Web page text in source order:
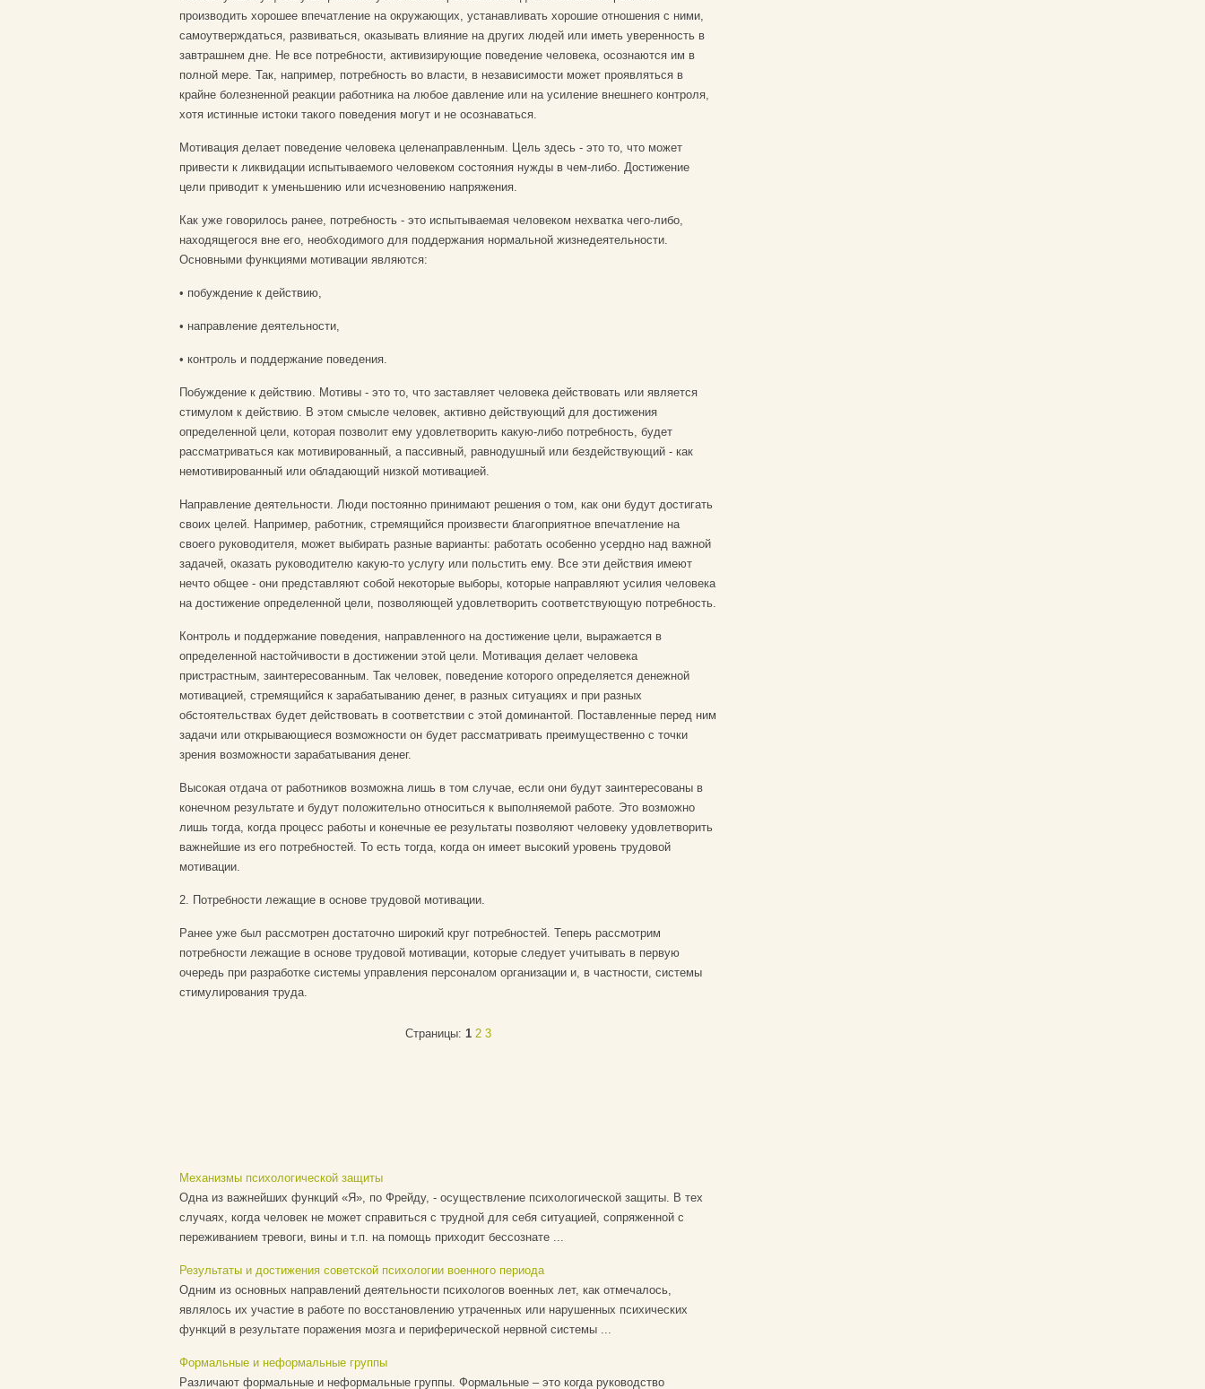
производить хорошее впечатление на окружающих, устанавливать хорошие отношения с ними,
самоутверждаться, развиваться, оказывать влияние на других людей или иметь уверенность в
завтрашнем дне. Не все потребности, активизирующие поведение человека, осознаются им в
полной мере. Так, например, потребность во власти, в независимости может проявляться в
крайне болезненной реакции работника на любое давление или на усиление внешнего контроля,
хотя истинные истоки такого поведения могут и не осознаваться.
Мотивация делает поведение человека целенаправленным. Цель здесь - это то, что может
привести к ликвидации испытываемого человеком состояния нужды в чем-либо. Достижение
цели приводит к уменьшению или исчезновению напряжения.
Как уже говорилось ранее, потребность - это испытываемая человеком нехватка чего-либо,
находящегося вне его, необходимого для поддержания нормальной жизнедеятельности.
Основными функциями мотивации являются:
• побуждение к действию,
• направление деятельности,
• контроль и поддержание поведения.
Побуждение к действию. Мотивы - это то, что заставляет человека действовать или является
стимулом к действию. В этом смысле человек, активно действующий для достижения
определенной цели, которая позволит ему удовлетворить какую-либо потребность, будет
рассматриваться как мотивированный, а пассивный, равнодушный или бездействующий - как
немотивированный или обладающий низкой мотивацией.
Направление деятельности. Люди постоянно принимают решения о том, как они будут достигать
своих целей. Например, работник, стремящийся произвести благоприятное впечатление на
своего руководителя, может выбирать разные варианты: работать особенно усердно над важной
задачей, оказать руководителю какую-то услугу или польстить ему. Все эти действия имеют
нечто общее - они представляют собой некоторые выборы, которые направляют усилия человека
на достижение определенной цели, позволяющей удовлетворить соответствующую потребность.
Контроль и поддержание поведения, направленного на достижение цели, выражается в
определенной настойчивости в достижении этой цели. Мотивация делает человека
пристрастным, заинтересованным. Так человек, поведение которого определяется денежной
мотивацией, стремящийся к зарабатыванию денег, в разных ситуациях и при разных
обстоятельствах будет действовать в соответствии с этой доминантой. Поставленные перед ним
задачи или открывающиеся возможности он будет рассматривать преимущественно с точки
зрения возможности зарабатывания денег.
Высокая отдача от работников возможна лишь в том случае, если они будут заинтересованы в
конечном результате и будут положительно относиться к выполняемой работе. Это возможно
лишь тогда, когда процесс работы и конечные ее результаты позволяют человеку удовлетворить
важнейшие из его потребностей. То есть тогда, когда он имеет высокий уровень трудовой
мотивации.
2. Потребности лежащие в основе трудовой мотивации.
Ранее уже был рассмотрен достаточно широкий круг потребностей. Теперь рассмотрим
потребности лежащие в основе трудовой мотивации, которые следует учитывать в первую
очередь при разработке системы управления персоналом организации и, в частности, системы
стимулирования труда.
Страницы: 1 2 3
Механизмы психологической защиты
Одна из важнейших функций «Я», по Фрейду, - осуществление психологической защиты. В тех
случаях, когда человек не может справиться с трудной для себя ситуацией, сопряженной с
переживанием тревоги, вины и т.п. на помощь приходит бессознате ...
Результаты и достижения советской психологии военного периода
Одним из основных направлений деятельности психологов военных лет, как отмечалось,
являлось их участие в работе по восстановлению утраченных или нарушенных психических
функций в результате поражения мозга и периферической нервной системы ...
Формальные и неформальные группы
Различают формальные и неформальные группы. Формальные – это когда руководство